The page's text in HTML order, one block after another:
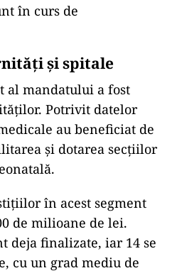
în curs de
și spitale
al mandatului a fost
Potrivit datelor
au beneficiat de
și dotarea secțiilor
în acest segment
de milioane de lei.
deja finalizate, iar 14 se
cu un grad mediu de